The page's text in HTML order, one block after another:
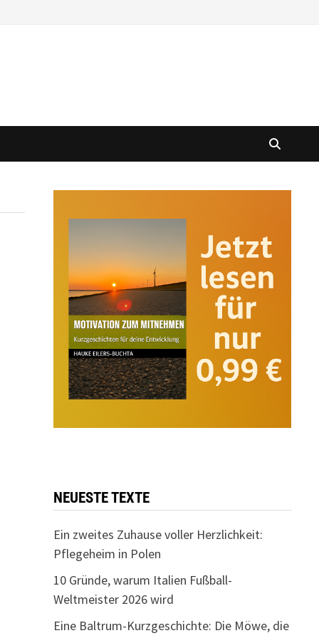
NEUESTE TEXTE
Ein zweites Zuhause voller Herzlichkeit:
Pflegeheim in Polen
10 Gründe, warum Italien Fußball-
Weltmeister 2026 wird
Eine Baltrum-Kurzgeschichte: Die Möwe, die